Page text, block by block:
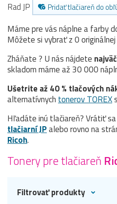
Rad JP Pridať tlačiareň do
Máme pre vás náplne a farby
Môžete si vybrať z 0
Zháňate ? U nás nájdete
skladom máme až 30 000
Ušetrite až 40 % tlačových
alternatívnychtonerov TOREX
Hľadáte inú tlačiareň? Vrátiť
tlačiarní JPalebo rovno na
Ricoh.
Tonery pre tlačiareň
Filtrovať produkty